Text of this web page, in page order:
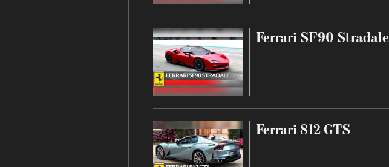
Ferrari SF90 Stradale
Ferrari 812 GTS